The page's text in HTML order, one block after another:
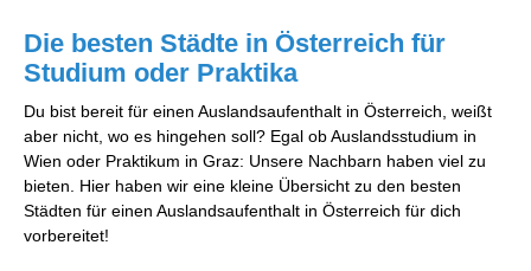
Die besten Städte in Österreich für
Studium oder Praktika
Du bist bereit für einen Auslandsaufenthalt in Österreich, weißt
aber nicht, wo es hingehen soll? Egal ob Auslandsstudium in
Wien oder Praktikum in Graz: Unsere Nachbarn haben viel zu
bieten. Hier haben wir eine kleine Übersicht zu den besten
Städten für einen Auslandsaufenthalt in Österreich für dich
vorbereitet!